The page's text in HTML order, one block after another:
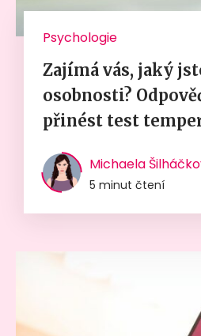
Psychologie
Zajímá vás, jaký
osobnosti?
přinést test
Michaela
5 minut čtení